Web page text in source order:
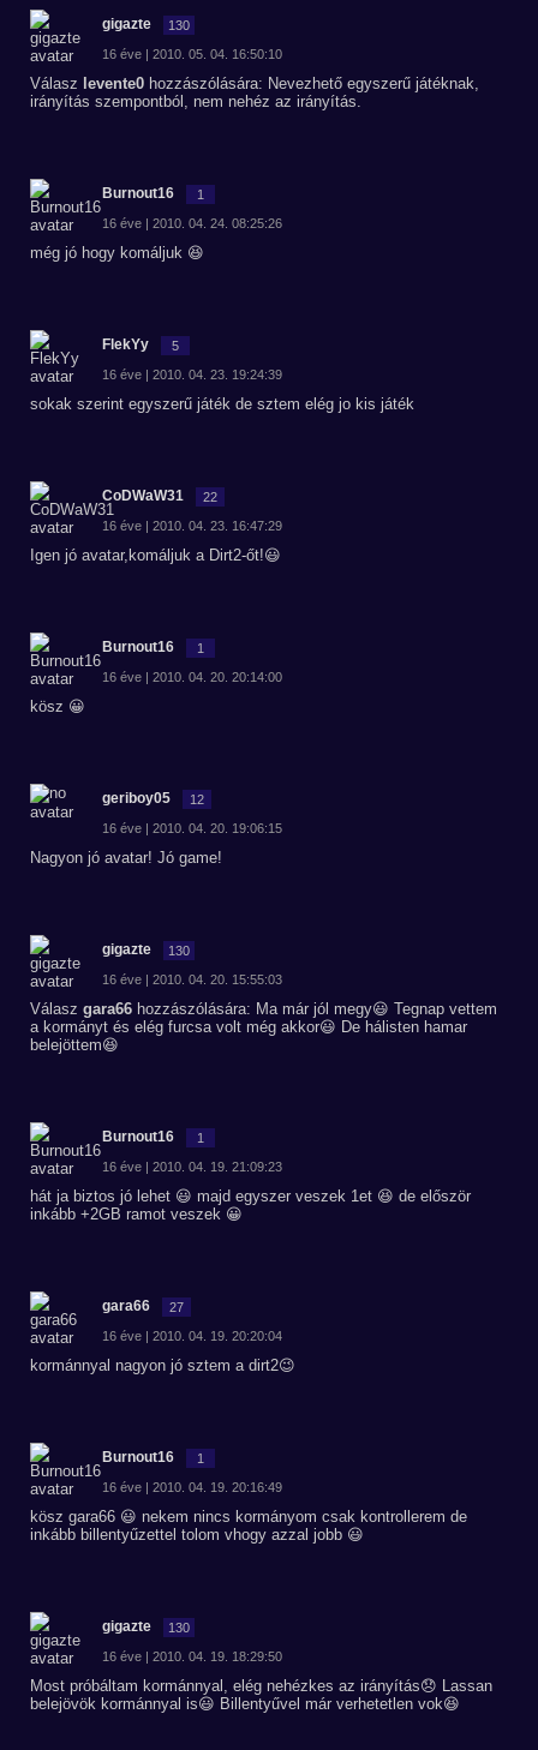
gigazte 130
16 éve | 2010. 05. 04. 16:50:10
Válasz levente0 hozzászólására: Nevezhető egyszerű játéknak,
irányítás szempontból, nem nehéz az irányítás.
Burnout16 1
16 éve | 2010. 04. 24. 08:25:26
még jó hogy komáljuk 😆
FlekYy 5
16 éve | 2010. 04. 23. 19:24:39
sokak szerint egyszerű játék de sztem elég jo kis játék
CoDWaW31 22
16 éve | 2010. 04. 23. 16:47:29
Igen jó avatar,komáljuk a Dirt2-őt!😃
Burnout16 1
16 éve | 2010. 04. 20. 20:14:00
kösz 😀
geriboy05 12
16 éve | 2010. 04. 20. 19:06:15
Nagyon jó avatar! Jó game!
gigazte 130
16 éve | 2010. 04. 20. 15:55:03
Válasz gara66 hozzászólására: Ma már jól megy😃 Tegnap vettem
a kormányt és elég furcsa volt még akkor😃 De hálisten hamar
belejöttem😆
Burnout16 1
16 éve | 2010. 04. 19. 21:09:23
hát ja biztos jó lehet 😃 majd egyszer veszek 1et 😆 de először
inkább +2GB ramot veszek 😀
gara66 27
16 éve | 2010. 04. 19. 20:20:04
kormánnyal nagyon jó sztem a dirt2😉
Burnout16 1
16 éve | 2010. 04. 19. 20:16:49
kösz gara66 😃 nekem nincs kormányom csak kontrollerem de
inkább billentyűzettel tolom vhogy azzal jobb 😃
gigazte 130
16 éve | 2010. 04. 19. 18:29:50
Most próbáltam kormánnyal, elég nehézkes az irányítás😞 Lassan
belejövök kormánnyal is😃 Billentyűvel már verhetetlen vok😆